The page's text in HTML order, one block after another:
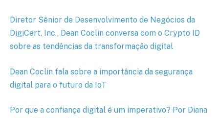
Diretor Sênior de Desenvolvimento de Negócios da
DigiCert, Inc., Dean Coclin conversa com o Crypto ID
sobre as tendências da transformação digital
Dean Coclin fala sobre a importância da segurança
digital para o futuro da IoT
Por que a confiança digital é um imperativo? Por Diana